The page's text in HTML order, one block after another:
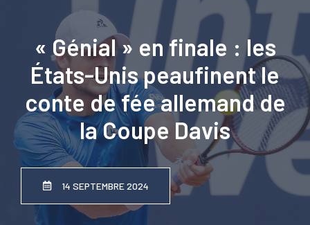
« Génial » en finale : les
États-Unis peaufinent le
conte de fée allemand de
la Coupe Davis
14 SEPTEMBRE 2024